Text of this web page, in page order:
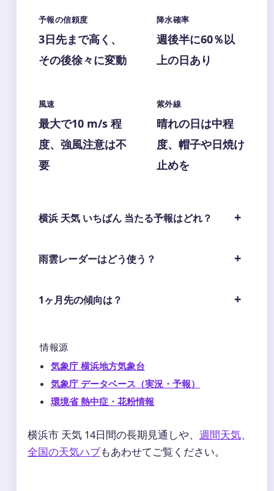
予報の信頼度
3日先まで高く、
その後徐々に変動
降水確率
週後半に60％以
上の日あり
風速
最大で10 m/s 程
度、強風注意は不
要
紫外線
晴れの日は中程
度、帽子や日焼け
止めを
横浜 天気 いちばん 当たる予報はどれ？
雨雲レーダーはどう使う？
1ヶ月先の傾向は？
情報源
気象庁 横浜地方気象台
気象庁 データベース（実況・予報）
環境省 熱中症・花粉情報
横浜市 天気 14日間の長期見通しや、 週間天気、
全国の天気ハブもあわせてご覧ください。